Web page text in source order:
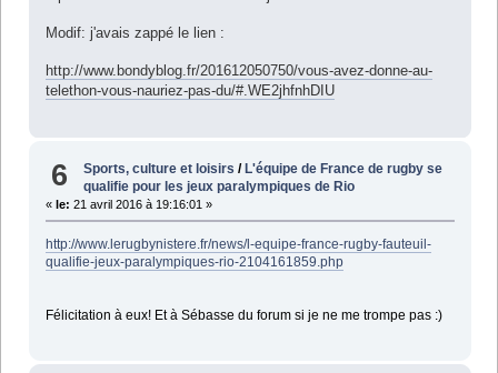
Modif: j'avais zappé le lien :
http://www.bondyblog.fr/201612050750/vous-avez-donne-au-
telethon-vous-nauriez-pas-du/#.WE2jhfnhDIU
6 Sports, culture et loisirs / L'équipe de France de rugby se
qualifie pour les jeux paralympiques de Rio
« le: 21 avril 2016 à 19:16:01 »
http://www.lerugbynistere.fr/news/l-equipe-france-rugby-fauteuil-
qualifie-jeux-paralympiques-rio-2104161859.php
Félicitation à eux! Et à Sébasse du forum si je ne me trompe pas :)